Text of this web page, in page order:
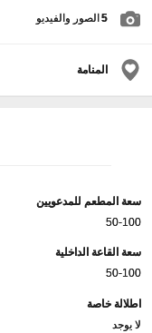
5 الصور والفيديو
المنامة
سعة المطعم للمدعويين
50-100
سعة القاعة الداخلية
50-100
اطلالة خاصة
لا يوجد